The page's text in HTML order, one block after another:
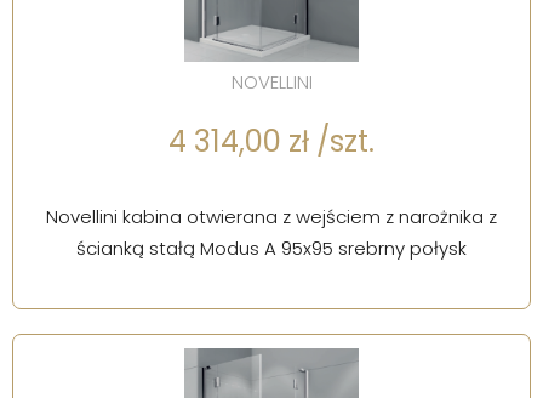
NOVELLINI
4 314,00 zł /szt.
Novellini kabina otwierana z wejściem z narożnika z
ścianką stałą Modus A 95x95 srebrny połysk